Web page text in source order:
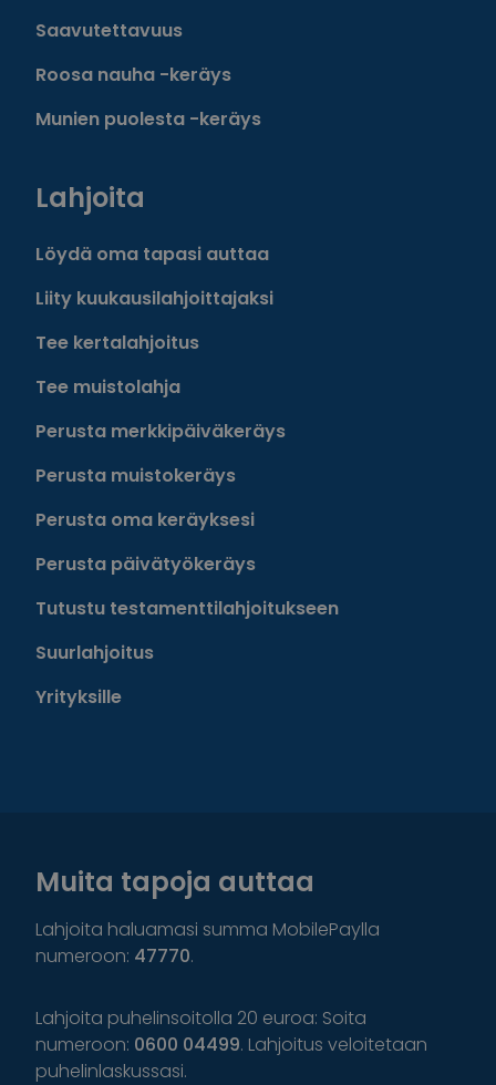
Saavutettavuus
Roosa nauha -keräys
Munien puolesta -keräys
Lahjoita
Löydä oma tapasi auttaa
Liity kuukausilahjoittajaksi
Tee kertalahjoitus
Tee muistolahja
Perusta merkkipäiväkeräys
Perusta muistokeräys
Perusta oma keräyksesi
Perusta päivätyökeräys
Tutustu testamenttilahjoitukseen
Suurlahjoitus
Yrityksille
Muita tapoja auttaa
Lahjoita haluamasi summa MobilePaylla
numeroon: 47770.
Lahjoita puhelinsoitolla 20 euroa: Soita
numeroon: 0600 04499. Lahjoitus veloitetaan
puhelinlaskussasi.